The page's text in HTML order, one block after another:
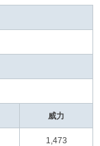
威力
1,473